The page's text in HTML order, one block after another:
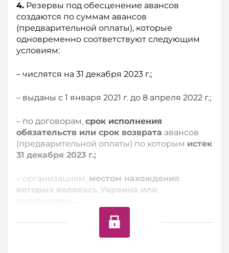
4. Резервы под обесценение авансов
создаются по суммам авансов
(предварительной оплаты), которые
одновременно соответствуют следующим
условиям:
– числятся на 31 декабря 2023 г.;
– выданы с 1 января 2021 г. до 8 апреля 2022 г.;
– по договорам, срок исполнения
обязательств или срок возврата авансов
(предварительной оплаты) по которым истек
31 декабря 2023 г.;
– организациям, местом нахождения
которых являлась Украина или